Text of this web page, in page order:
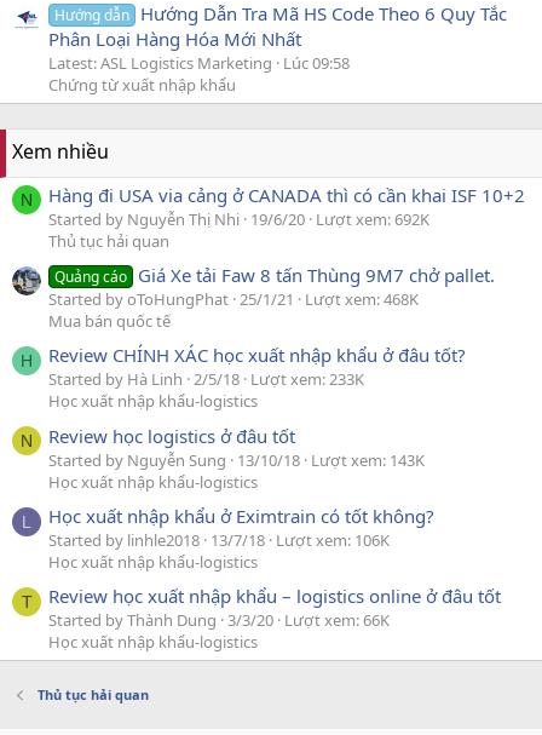
Hướng dẫn Hướng Dẫn Tra Mã HS Code Theo 6 Quy Tắc
Phân Loại Hàng Hóa Mới Nhất
Latest: ASL Logistics Marketing
Lúc 09:58
Chứng từ xuất nhập khẩu
Xem nhiều
N Hàng đi USA via cảng ở CANADA thì có cần khai ISF 10+2
Started by Nguyễn Thị Nhi 19/6/20 Lượt xem: 692K
Thủ tục hải quan
Quảng cáo Giá Xe tải Faw 8 tấn Thùng 9M7 chở pallet.
Started by oToHungPhat 25/1/21
Lượt xem: 468K
Mua bán quốc tế
H Review CHÍNH XÁC học xuất nhập khẩu ở đâu tốt?
Started by Hà Linh 2/5/18 Lượt xem: 233K
Học xuất nhập khẩu-logistics
N Review học logistics ở đâu tốt
Started by Nguyễn Sung 13/10/18 Lượt xem: 143K
Học xuất nhập khẩu-logistics
L Học xuất nhập khẩu ở Eximtrain có tốt không?
Started by linhle2018 13/7/18 Lượt xem: 106K
Học xuất nhập khẩu-logistics
T Review học xuất nhập khẩu – logistics online ở đâu tốt
Started by Thành Dung 3/3/20 Lượt xem: 66K
Học xuất nhập khẩu-logistics
Thủ tục hải quan